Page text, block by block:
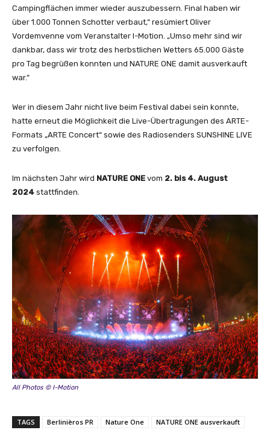
Campingflächen immer wieder auszubessern. Final haben wir
über 1.000 Tonnen Schotter verbaut,“ resümiert Oliver
Vordemvenne vom Veranstalter I-Motion. „Umso mehr sind wir
dankbar, dass wir trotz des herbstlichen Wetters 65.000 Gäste
pro Tag begrüßen konnten und NATURE ONE damit ausverkauft
war.“
Wer in diesem Jahr nicht live beim Festival dabei sein konnte,
hatte erneut die Möglichkeit die Live-Übertragungen des ARTE-
Formats „ARTE Concert“ sowie des Radiosenders SUNSHINE LIVE
zu verfolgen.
Im nächsten Jahr wird NATURE ONE vom 2. bis 4. August
2024 stattfinden.
All Photos © I-Motion
TAGS Berlinièros PR Nature One
NATURE ONE ausverkauft